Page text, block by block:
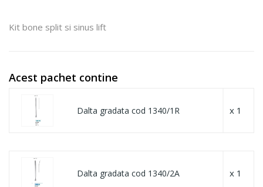
Kit bone split si sinus lift
Acest pachet contine
Dalta gradata cod 1340/1R x 1
Dalta gradata cod 1340/2A x 1